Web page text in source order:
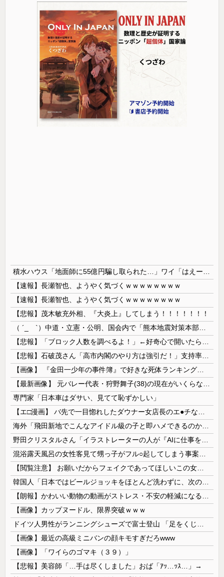
【速報】長瀬智也、ようやく気づくｗｗｗｗｗｗｗｗ
【速報】長瀬智也、ようやく気づくｗｗｗｗｗｗｗｗ
【悲報】茂木敏充外相、『大炎上』してしまう！！！！！！！
専門家「日本車はダサい、見てて恥ずかしい」
【画像】カップヌードル、限界突破ｗｗｗ
【画像】最近の高級ミニバンの顔キモすぎだろwww
【画像】「ワイらのゴマキ（３９）」
【悲報】美容師「…手は尽くしました」おば「ｱｯ…ｯｽ…」→